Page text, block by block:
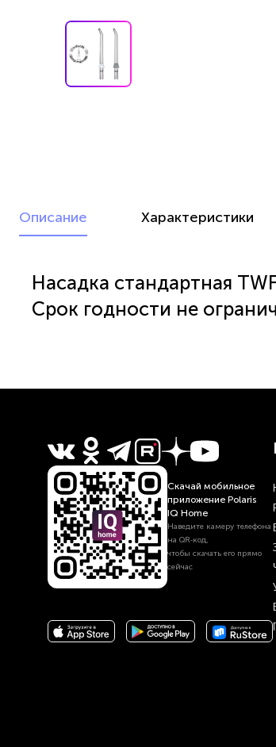
Описание Характеристики
Насадка стандартная
Срок годности не
Скачай мобильное
приложение Polaris
IQ Home
Наведите камеру телефона
на QR‑код,
чтобы скачать его прямо
сейчас